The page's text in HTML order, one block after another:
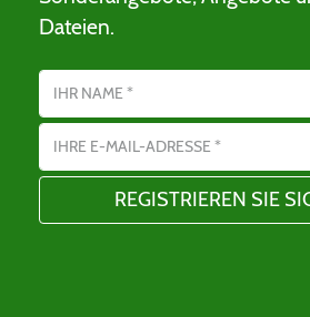
Dateien.
Name
E-Mail-Adresse